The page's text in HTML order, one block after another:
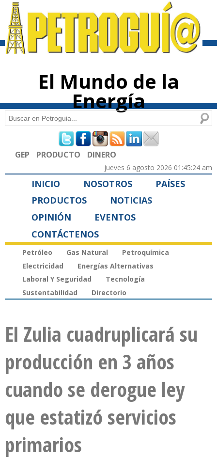
contenido
El Mundo de la
Energía
Formulario de búsqueda
Buscar
GEP PRODUCTO DINERO
jueves 6 agosto 2026 01:45:24 am
INICIO NOSOTROS
PAÍSES
PRODUCTOS
NOTICIAS
OPINIÓN
EVENTOS
CONTÁCTENOS
Petróleo Gas Natural
Petroquímica
Electricidad
Energías Alternativas
Laboral Y Seguridad
Tecnología
Sustentabilidad
Directorio
El Zulia cuadruplicará su
producción en 3 años
cuando se derogue ley
que estatizó servicios
primarios